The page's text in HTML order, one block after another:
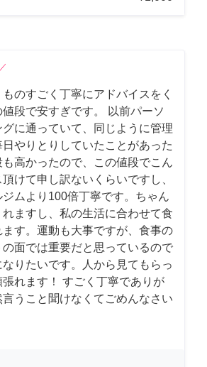
のすごく丁寧にアドバイスをく
段で安すぎです。 以前パーソ
に通っていて、同じように管理
やりとりしていたことがあった
高かったので、この値段でこん
けて申し訳ないくらいですし、
ムより100倍丁寧です。ちゃん
ますし、私の生活に合わせて食
す。運動も大事ですが、食事の
面では重要だと思っているので
りたいです。人から見てもらっ
れます！ すごく丁寧でありが
うこと聞けなくてごめんなさい